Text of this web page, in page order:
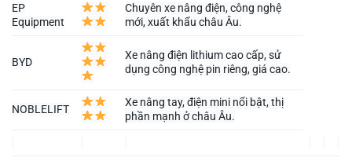
EP
Equipment
Chuyên xe nâng điện, công nghệ
mới, xuất khẩu châu Âu.
BYD
Xe nâng điện lithium cao cấp, sử
dụng công nghệ pin riêng, giá cao.
NOBLELIFT
Xe nâng tay, điện mini nổi bật, thị
phần mạnh ở châu Âu.